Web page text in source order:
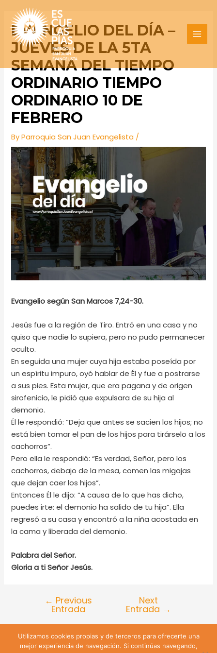
content
EVANGELIO DEL DÍA –
JUEVES DE LA 5TA
SEMANA DEL TIEMPO
ORDINARIO TIEMPO
ORDINARIO 10 DE
FEBRERO
ByParroquia San Juan Evangelista /
Evangelio según San Marcos 7,24-30.
Jesús fue a la región de Tiro. Entró en una casa y no
quiso que nadie lo supiera, pero no pudo permanecer
oculto.
En seguida una mujer cuya hija estaba poseída por
un espíritu impuro, oyó hablar de Él y fue a postrarse
a sus pies. Esta mujer, que era pagana y de origen
sirofenicio, le pidió que expulsara de su hija al
demonio.
Él le respondió: “Deja que antes se sacien los hijos; no
está bien tomar el pan de los hijos para tirárselo a los
cachorros”.
Pero ella le respondió: “Es verdad, Señor, pero los
cachorros, debajo de la mesa, comen las migajas
que dejan caer los hijos”.
Entonces Él le dijo: “A causa de lo que has dicho,
puedes irte: el demonio ha salido de tu hija”. Ella
regresó a su casa y encontró a la niña acostada en
la cama y liberada del demonio.
Palabra del Señor.
Gloria a ti Señor Jesús.
Post
navigation
← Previous
Entrada
Next
Entrada →
Lira 428 Santiago de Chile | Teléfono: +56 9 74809547 |
Utilizamos cookies propias y de terceros para ofrecerte una
mejor experiencia de navegación. Si continúas navegando,